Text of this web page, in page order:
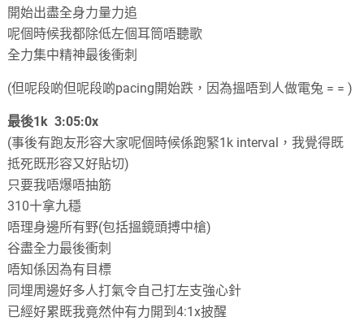
開始出盡全身力量力追
呢個時候我都除低左個耳筒唔聽歌
全力集中精神最後衝刺
(但呢段啲但呢段啲pacing開始跌 ， 因為搵唔到人做電兔 = = )
最後1k 3:05:0x
(事後有跑友形容大家呢個時候係跑緊1k interval ，我覺得既
抵死既形容又好貼切)
只要我唔爆唔抽筋
310十拿九穩
唔理身邊所有野(包括搵鏡頭搏中槍)
谷盡全力最後衝刺
唔知係因為有目標
同埋周邊好多人打氣令自己打左支強心針
已經好累既我竟然仲有力開到4:1x披醒